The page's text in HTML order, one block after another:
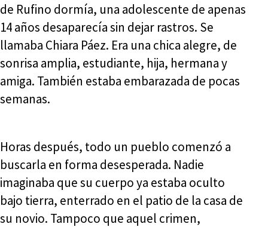
de Rufino dormía, una adolescente de apenas
14 años desaparecía sin dejar rastros. Se
llamaba Chiara Páez. Era una chica alegre, de
sonrisa amplia, estudiante, hija, hermana y
amiga. También estaba embarazada de pocas
semanas.
Horas después, todo un pueblo comenzó a
buscarla en forma desesperada. Nadie
imaginaba que su cuerpo ya estaba oculto
bajo tierra, enterrado en el patio de la casa de
su novio. Tampoco que aquel crimen,